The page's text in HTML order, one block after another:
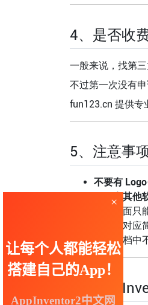
4、是否收
一般来说，找第
不过第一次没有
fun123.cn 提供专
5、注意事
不要有 Logo
不要有其他
文档里面只
全称要对应
源码文档中
6、App